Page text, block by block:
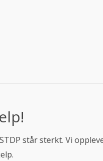
står sterkt. Vi